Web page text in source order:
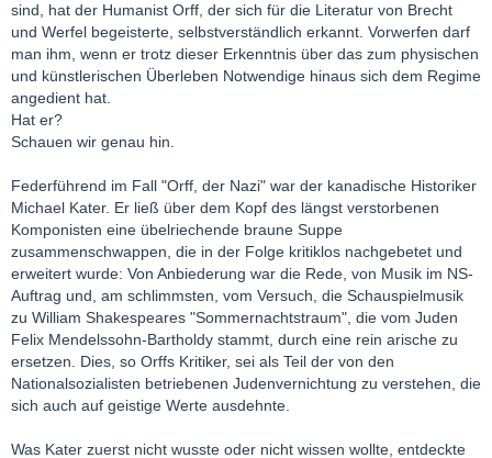
sind, hat der Humanist Orff, der sich für die Literatur von Brecht
und Werfel begeisterte, selbstverständlich erkannt. Vorwerfen darf
man ihm, wenn er trotz dieser Erkenntnis über das zum physischen
und künstlerischen Überleben Notwendige hinaus sich dem Regime
angedient hat.
Hat er?
Schauen wir genau hin.
Federführend im Fall "Orff, der Nazi" war der kanadische Historiker
Michael Kater. Er ließ über dem Kopf des längst verstorbenen
Komponisten eine übelriechende braune Suppe
zusammenschwappen, die in der Folge kritiklos nachgebetet und
erweitert wurde: Von Anbiederung war die Rede, von Musik im NS-
Auftrag und, am schlimmsten, vom Versuch, die Schauspielmusik
zu William Shakespeares "Sommernachtstraum", die vom Juden
Felix Mendelssohn-Bartholdy stammt, durch eine rein arische zu
ersetzen. Dies, so Orffs Kritiker, sei als Teil der von den
Nationalsozialisten betriebenen Judenvernichtung zu verstehen, die
sich auch auf geistige Werte ausdehnte.
Was Kater zuerst nicht wusste oder nicht wissen wollte, entdeckte